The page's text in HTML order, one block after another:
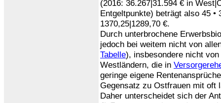
(2016: 36.267|31.594 € in
Entgeltpunkte) beträgt also 45 •
1370,25|1289,70 €.
Durch unterbrochene
jedoch bei weitem nicht von
Tabelle), insbesondere nicht
Westländern, die in
geringe eigene
Gegensatz zu Ostfrauen mit oft
Daher unterscheidet sich der